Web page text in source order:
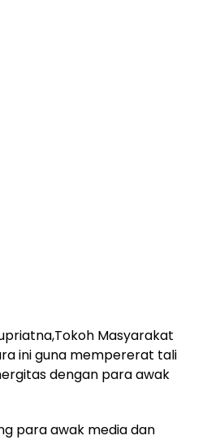
Masyarakat
ini guna mempererat tali
dengan para awak
para awak media dan